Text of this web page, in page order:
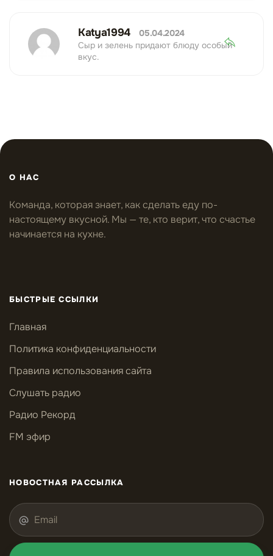
Katya1994
05.04.2024
Сыр и зелень придают блюду особый
вкус.
О НАС
Команда, которая знает, как сделать еду по-
настоящему вкусной. Мы — те, кто верит, что счастье
начинается на кухне.
БЫСТРЫЕ ССЫЛКИ
Главная
Политика конфиденциальности
Правила использования сайта
Слушать радио
Радио Рекорд
FM эфир
НОВОСТНАЯ РАССЫЛКА